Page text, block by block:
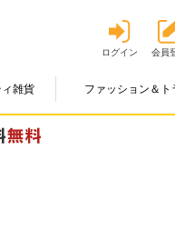
ログイン 会員
雑貨 ファッション＆ト